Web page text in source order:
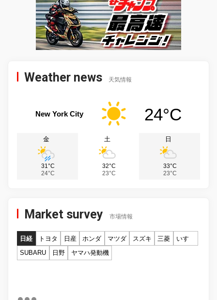
Weather news 天気情報
New York City 24°C
金
31°C
24°C
土
32°C
23°C
日
33°C
23°C
Market survey 市場情報
日経 トヨタ 日産 ホンダ マツダ スズキ 三菱
いすゞ
SUBARU
日野 ヤマハ発動機